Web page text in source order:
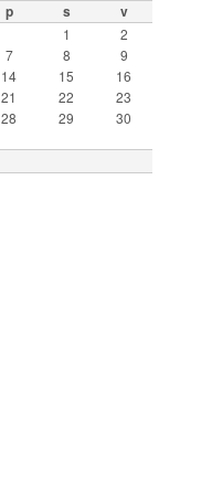
p s v
1
2
7 8
9
14 15
16
21 22
23
28 29
30